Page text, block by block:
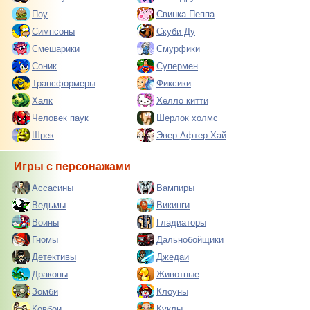
Поу
Свинка Пеппа
Симпсоны
Скуби Ду
Смешарики
Смурфики
Соник
Супермен
Трансформеры
Фиксики
Халк
Хелло китти
Человек паук
Шерлок холмс
Шрек
Эвер Афтер Хай
Игры с персонажами
Ассасины
Вампиры
Ведьмы
Викинги
Воины
Гладиаторы
Гномы
Дальнобойщики
Детективы
Джедаи
Драконы
Животные
Зомби
Клоуны